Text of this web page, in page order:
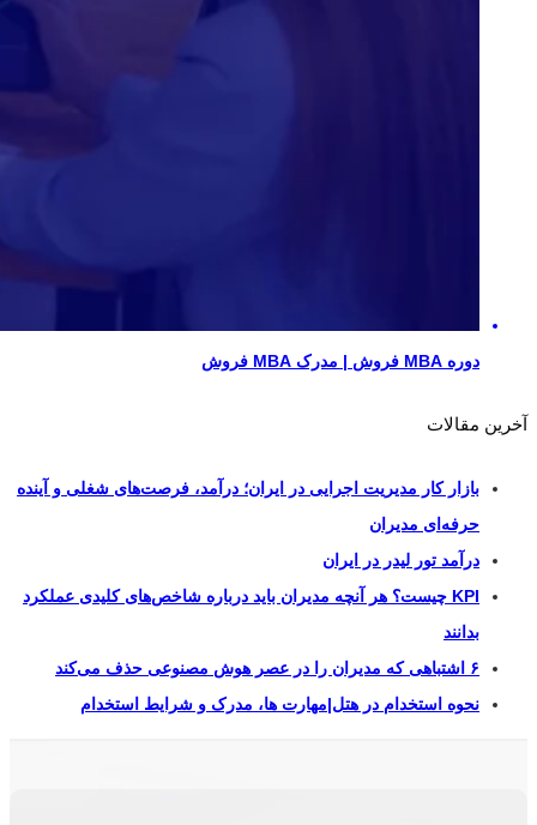
دوره MBA فروش | مدرک MBA فروش
آخرین مقالات
بازار کار مدیریت اجرایی در ایران؛ درآمد، فرصت‌های شغلی و آینده
حرفه‌ای مدیران
درآمد تور لیدر در ایران
KPI چیست؟ هر آنچه مدیران باید درباره شاخص‌های کلیدی عملکرد
بدانند
۶ اشتباهی که مدیران را در عصر هوش مصنوعی حذف می‌کند
نحوه استخدام در هتل|مهارت ها، مدرک و شرایط استخدام